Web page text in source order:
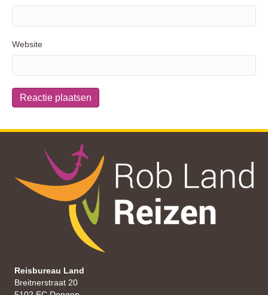
Website
Reisbureau Land
Breitnerstraat 20